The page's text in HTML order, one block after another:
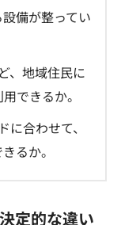
備が整ってい
、地域住民に
できるか。
に合わせて、
るか。
定的な違い